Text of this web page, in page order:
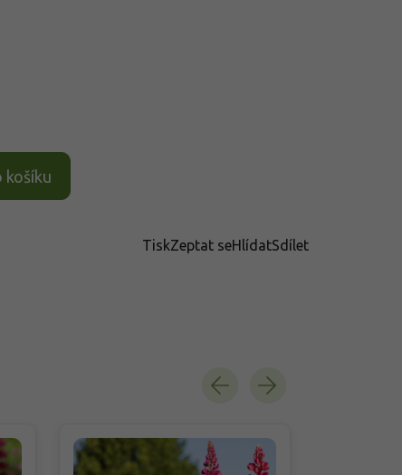
košíku
TiskZeptat seHlídatSdílet